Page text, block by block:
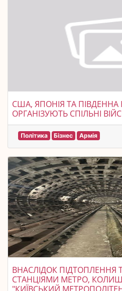
США, ЯПОНІЯ ТА
ОРГАНІЗУЮТЬ СПІЛЬНІ
Політика Бізнес Армія
ВНАСЛІДОК ПІДТОПЛЕННЯ
СТАНЦІЯМИ МЕТРО,